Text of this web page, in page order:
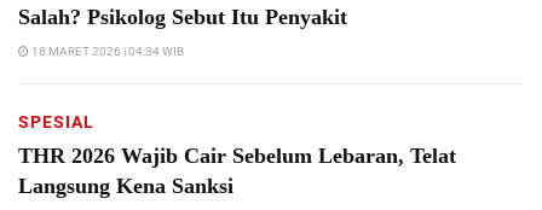
Salah? Psikolog Sebut Itu Penyakit
18 MARET 2026 | 04:34 WIB
SPESIAL
THR 2026 Wajib Cair Sebelum Lebaran, Telat
Langsung Kena Sanksi